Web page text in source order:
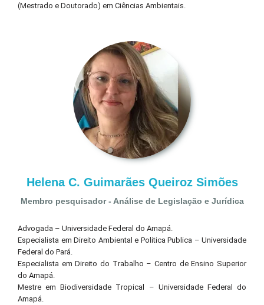
(Mestrado e Doutorado) em Ciências Ambientais.
Helena C. Guimarães Queiroz Simões
Membro pesquisador - Análise de Legislação e Jurídica
Advogada – Universidade Federal do Amapá.
Especialista em Direito Ambiental e Politica Publica – Universidade
Federal do Pará.
Especialista em Direito do Trabalho – Centro de Ensino Superior
do Amapá.
Mestre em Biodiversidade Tropical – Universidade Federal do
Amapá.